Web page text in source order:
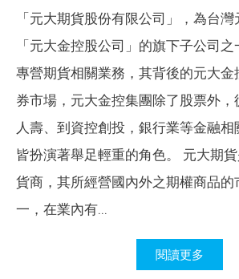
「元大期貨股份有限公司」，為台
「元大金控股公司」的旗下子公司
專營期貨相關業務，其背後的元大金
券市場，元大金控集團除了股票外
人壽、到資控創投，銀行業等金融
皆扮演著舉足輕重的角色。 元大期
貨商，其所經營國內外之期權商品
一，在業內有...
閱讀更多